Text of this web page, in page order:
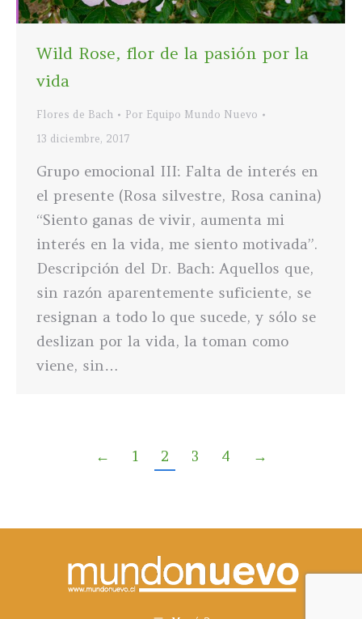
Wild Rose, flor de la pasión por la
vida
Flores de Bach Por Equipo Mundo Nuevo
13 diciembre, 2017
Grupo emocional III: Falta de interés en
el presente (Rosa silvestre, Rosa canina)
“Siento ganas de vivir, aumenta mi
interés en la vida, me siento motivada”.
Descripción del Dr. Bach: Aquellos que,
sin razón aparentemente suficiente, se
resignan a todo lo que sucede, y sólo se
deslizan por la vida, la toman como
viene, sin…
← 1 2 3 4 →